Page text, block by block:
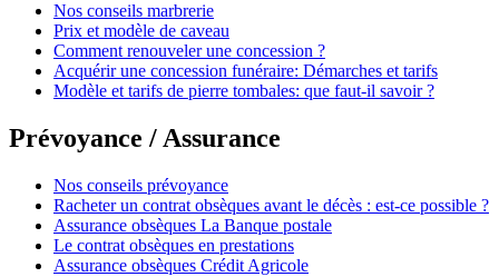
Nos conseils marbrerie
Prix et modèle de caveau
Comment renouveler une concession ?
Acquérir une concession funéraire: Démarches et tarifs
Modèle et tarifs de pierre tombales: que faut-il savoir ?
Prévoyance / Assurance
Nos conseils prévoyance
Racheter un contrat obsèques avant le décès : est-ce possible ?
Assurance obsèques La Banque postale
Le contrat obsèques en prestations
Assurance obsèques Crédit Agricole